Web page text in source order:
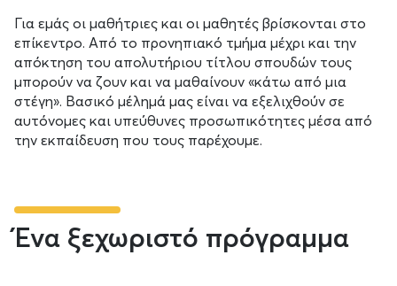
Για εμάς οι μαθήτριες και οι μαθητές βρίσκονται στο
επίκεντρο. Από το προνηπιακό τμήμα μέχρι και την
απόκτηση του απολυτήριου τίτλου σπουδών τους
μπορούν να ζουν και να μαθαίνουν «κάτω από μια
στέγη». Βασικό μέλημά μας είναι να εξελιχθούν σε
αυτόνομες και υπεύθυνες προσωπικότητες μέσα από
την εκπαίδευση που τους παρέχουμε.
Ένα ξεχωριστό πρόγραμμα